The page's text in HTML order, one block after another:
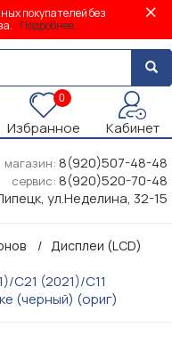
покупателей без
Подробнее...
0
Избранное Кабинет
магазин: 8(920)507-48-48
сервис: 8(920)520-70-48
ул.Неделина, 32-15
Дисплеи (LCD)
C21 (2021)/C11
(черный) (ориг)